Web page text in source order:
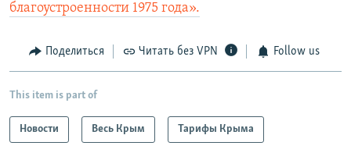
благоустроенности 1975 года».
Поделиться Читать без VPN Follow us
This item is part of
Новости Весь Крым Тарифы Крыма